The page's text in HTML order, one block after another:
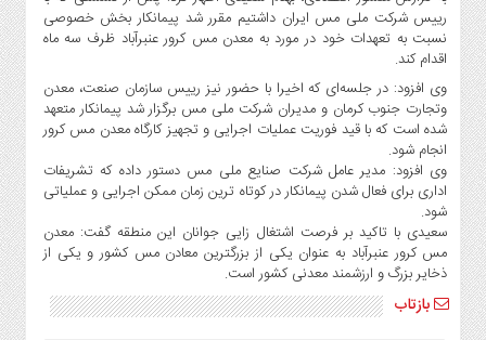
آپ
و
فن
آوری
بانک
،
بیمه
و
ارز
دیجیتال
کشاورزی
و
صنایع
رییس شرکت ملی مس ایران داشتیم مقرر شد پیمانکار بخش خصوصی
نسبت به تعهدات خود در مورد به معدن مس کرور عنبرآباد ظرف سه ماه
اقدام کند.
وی افزود: در جلسه‌ای که اخیرا با حضور نیز رییس سازمان صنعت، معدن
وتجارت جنوب کرمان و مدیران شرکت ملی مس برگزار شد پیمانکار متعهد
شده است که با قید فوریت عملیات اجرایی و تجهیز کارگاه معدن مس کرور
انجام شود.
وی افزود: مدیر عامل شرکت صنایع ملی مس دستور داده که تشریفات
اداری برای فعال شدن پیمانکار در کوتاه ترین زمان ممکن اجرایی و عملیاتی
شود.
سعیدی با تاکید بر فرصت اشتغال زایی جوانان این منطقه گفت: معدن
مس کرور عنبرآباد به عنوان یکی از بزرگترین معادن مس کشور و یکی از
ذخایر بزرگ و ارزشمند معدنی کشور است.
بازتاب